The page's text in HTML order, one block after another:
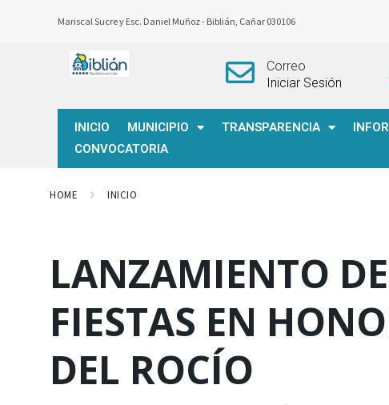
Mariscal Sucre y Esc. Daniel Muñoz - Biblián, Cañar 030106
Correo
Iniciar Sesión
INICIO MUNICIPIO TRANSPARENCIA
CONVOCATORIA
HOME INICIO
LANZAMIENTO
FIESTAS EN
DEL ROCÍO